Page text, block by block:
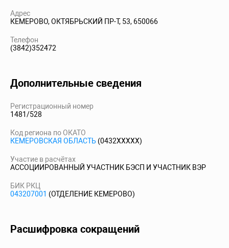
Адрес
КЕМЕРОВО, ОКТЯБРЬСКИЙ ПР-Т, 53, 650066
Телефон
(3842)352472
Дополнительные сведения
Регистрационный номер
1481/528
Код региона по ОКАТО
КЕМЕРОВСКАЯ ОБЛАСТЬ (0432XXXXX)
Участие в расчётах
АССОЦИИРОВАННЫЙ УЧАСТНИК БЭСП И УЧАСТНИК ВЭР
БИК РКЦ
043207001 (ОТДЕЛЕНИЕ КЕМЕРОВО)
Расшифровка сокращений